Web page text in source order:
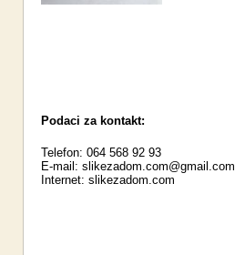
Podaci za kontakt:
Telefon: 064 568 92 93
E-mail: slikezadom.com@gmail.com
Internet: slikezadom.com